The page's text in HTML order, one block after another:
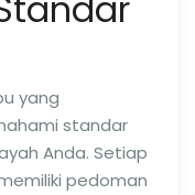
yang
standar
Anda. Setiap
pedoman